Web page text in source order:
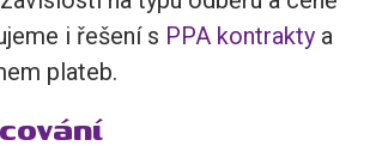
i řešení s PPA kontrakty a
plateb.